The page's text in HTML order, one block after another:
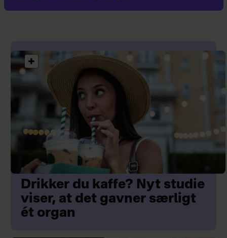
Drikker du kaffe? Nyt studie
viser, at det gavner særligt
ét organ